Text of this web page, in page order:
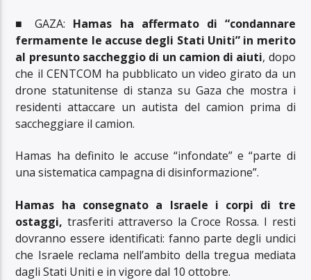
■ GAZA: Hamas ha affermato di “condannare
fermamente le accuse degli Stati Uniti” in merito
al presunto saccheggio di un camion di aiuti, dopo
che il CENTCOM ha pubblicato un video girato da un
drone statunitense di stanza su Gaza che mostra i
residenti attaccare un autista del camion prima di
saccheggiare il camion.
Hamas ha definito le accuse “infondate” e “parte di
una sistematica campagna di disinformazione”.
Hamas ha consegnato a Israele i corpi di tre
ostaggi, trasferiti attraverso la Croce Rossa. I resti
dovranno essere identificati: fanno parte degli undici
che Israele reclama nell’ambito della tregua mediata
dagli Stati Uniti e in vigore dal 10 ottobre.